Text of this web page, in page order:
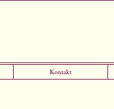
Kontakt